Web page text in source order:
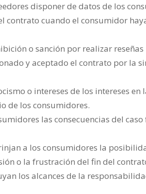
disponer de datos de los
contrato cuando el consumidor
o sanción por realizar reseñas
y aceptado el contrato por la
o intereses de los intereses en
de los consumidores.
las consecuencias del
a los consumidores la
o la frustración del fin del
los alcances de la